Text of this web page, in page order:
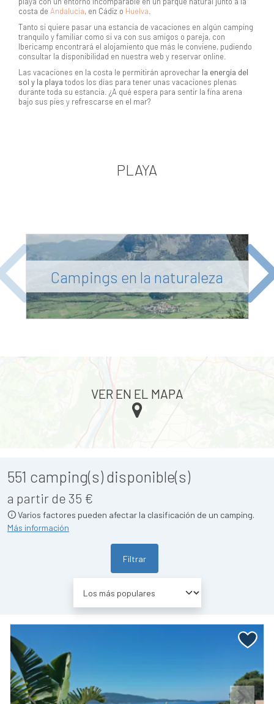
costa de Andalucía, en Cádiz o Huelva
Tanto si quiere pasar una estancia de vacaciones en algún camping
tranquilo y familiar como si va con sus amigos o pareja, con
Ibericamp encontrará el alojamiento que más le conviene, pudiendo
consultar la disponibilidad en nuestra web y reservar online.
Las vacaciones en la costa le permitirán aprovechar la energía del
sol y la playa todos los días para tener unas vacaciones plenas
durante toda su estancia. ¿A qué espera para sentir la fina arena
bajo sus pies y refrescarse en el mar?
PLAYA
Campings en la naturaleza
551 camping(s) disponible(s)
a partir de 35 €
Varios factores pueden afectar la clasificación de un camping.
Más información
Filtrar
VER EN EL MAPA